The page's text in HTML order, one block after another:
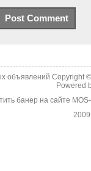
объявлений Copyright
Powered
банер на сайте